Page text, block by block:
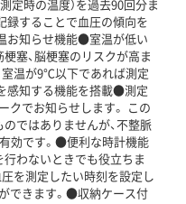
定時の温度）を過去90回分ま
録することで血圧の傾向を
お知らせ機能●室温が低い
塞、脳梗塞のリスクが高ま
室温が9℃以下であれば測定
感知する機能を搭載●測定
クでお知らせします。 この
ではありませんが、不整脈
効です。●便利な時計機能
わないときでも役立ちま
を測定したい時刻を設定し
できます。●収納ケース付